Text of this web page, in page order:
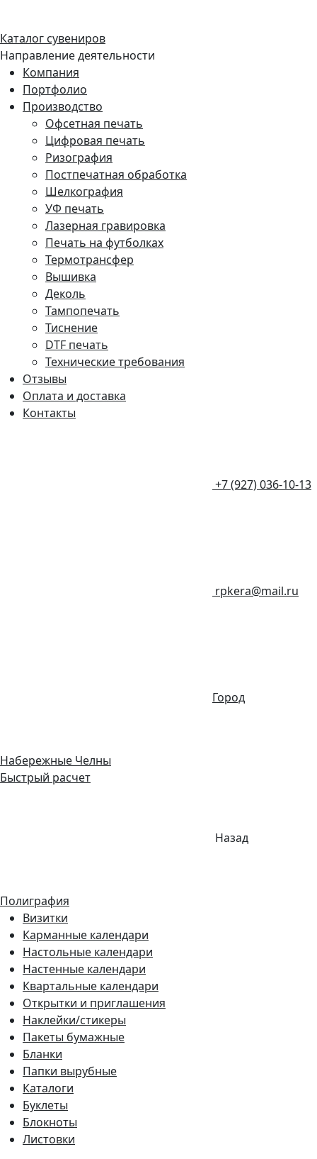
Каталог сувениров
Направление деятельности
Компания
Портфолио
Производство
Офсетная печать
Цифровая печать
Ризография
Постпечатная обработка
Шелкография
УФ печать
Лазерная гравировка
Печать на футболках
Термотрансфер
Вышивка
Деколь
Тампопечать
Тиснение
DTF печать
Технические требования
Отзывы
Оплата и доставка
Контакты
+7 (927) 036-10-13
rpkera@mail.ru
Город
Набережные Челны
Быстрый расчет
Назад
Полиграфия
Визитки
Карманные календари
Настольные календари
Настенные календари
Квартальные календари
Открытки и приглашения
Наклейки/стикеры
Пакеты бумажные
Бланки
Папки вырубные
Каталоги
Буклеты
Блокноты
Листовки